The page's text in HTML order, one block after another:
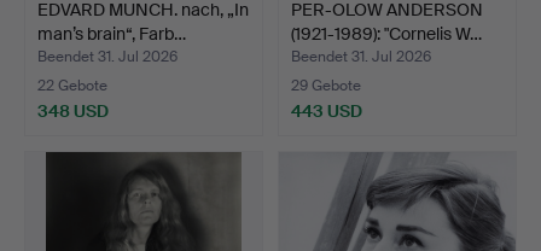
EDVARD MUNCH. nach, „In
man’s brain“, Farb…
Beendet 31. Jul 2026
22 Gebote
348 USD
PER-OLOW ANDERSON
(1921-1989): "Cornelis W…
Beendet 31. Jul 2026
29 Gebote
443 USD